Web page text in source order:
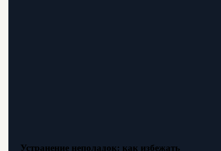
Устранение неполадок: как избежать